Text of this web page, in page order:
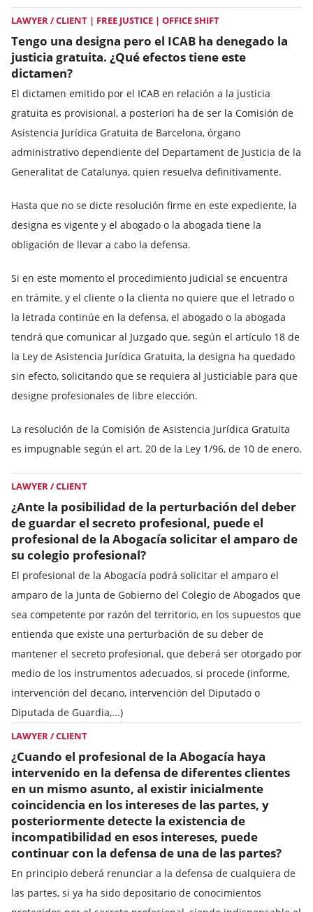
LAWYER / CLIENT | FREE JUSTICE | OFFICE SHIFT
Tengo una designa pero el ICAB ha denegado la
justicia gratuita. ¿Qué efectos tiene este
dictamen?
El dictamen emitido por el ICAB en relación a la justicia
gratuita es provisional, a posteriori ha de ser la Comisión de
Asistencia Jurídica Gratuita de Barcelona, órgano
administrativo dependiente del Departament de Justicia de la
Generalitat de Catalunya, quien resuelva definitivamente.
Hasta que no se dicte resolución firme en este expediente, la
designa es vigente y el abogado o la abogada tiene la
obligación de llevar a cabo la defensa.
Si en este momento el procedimiento judicial se encuentra
en trámite, y el cliente o la clienta no quiere que el letrado o
la letrada continúe en la defensa, el abogado o la abogada
tendrá que comunicar al Juzgado que, según el artículo 18 de
la Ley de Asistencia Jurídica Gratuita, la designa ha quedado
sin efecto, solicitando que se requiera al justiciable para que
designe profesionales de libre elección.
La resolución de la Comisión de Asistencia Jurídica Gratuita
es impugnable según el art. 20 de la Ley 1/96, de 10 de enero.
LAWYER / CLIENT
¿Ante la posibilidad de la perturbación del deber
de guardar el secreto profesional, puede el
profesional de la Abogacía solicitar el amparo de
su colegio profesional?
El profesional de la Abogacía podrá solicitar el amparo el
amparo de la Junta de Gobierno del Colegio de Abogados que
sea competente por razón del territorio, en los supuestos que
entienda que existe una perturbación de su deber de
mantener el secreto profesional, que deberá ser otorgado por
medio de los instrumentos adecuados, si procede (informe,
intervención del decano, intervención del Diputado o
Diputada de Guardia,...)
LAWYER / CLIENT
¿Cuando el profesional de la Abogacía haya
intervenido en la defensa de diferentes clientes
en un mismo asunto, al existir inicialmente
coincidencia en los intereses de las partes, y
posteriormente detecte la existencia de
incompatibilidad en esos intereses, puede
continuar con la defensa de una de las partes?
En principio deberá renunciar a la defensa de cualquiera de
las partes, si ya ha sido depositario de conocimientos